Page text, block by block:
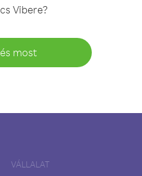
Vibere?
most
VÁLLALAT